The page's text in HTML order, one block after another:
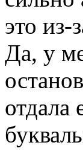
это из-
Да, у
отдала